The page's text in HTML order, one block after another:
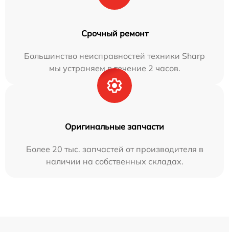
Срочный ремонт
Большинство неисправностей техники Sharp
мы устраняем в течение 2 часов.
Оригинальные запчасти
Более 20 тыс. запчастей от производителя в
наличии на собственных складах.